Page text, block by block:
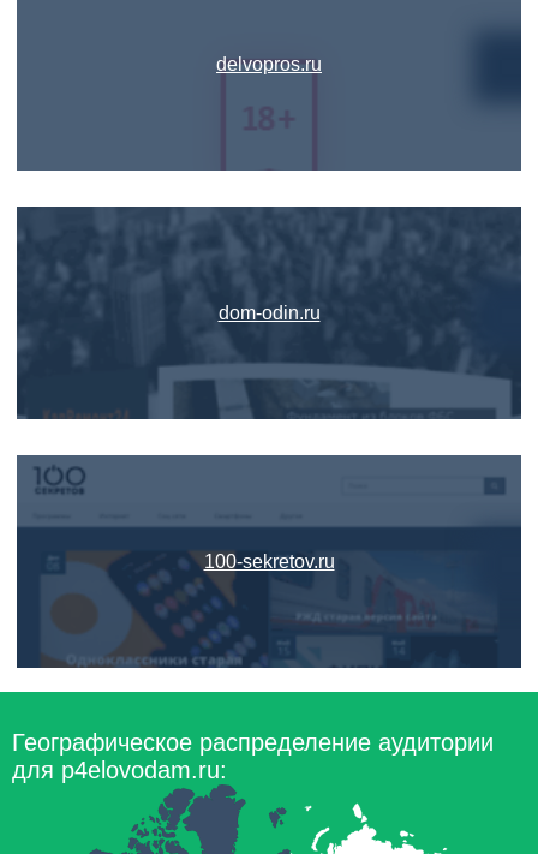
delvopros.ru
dom-odin.ru
100-sekretov.ru
Географическое распределение аудитории
для p4elovodam.ru: